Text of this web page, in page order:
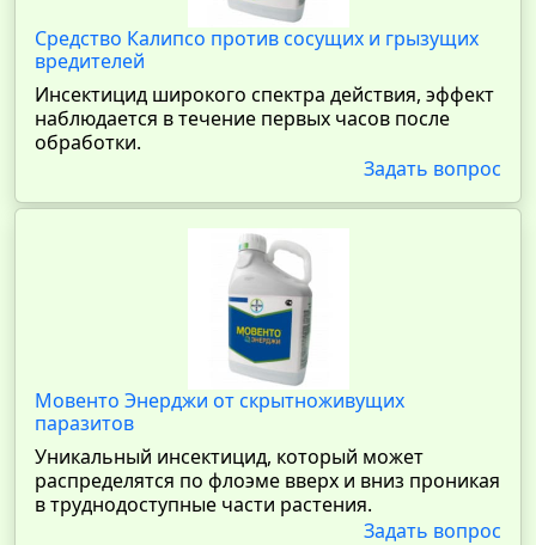
Средство Калипсо против сосущих и грызущих
вредителей
Инсектицид широкого спектра действия, эффект
наблюдается в течение первых часов после
обработки.
Задать вопрос
Мовенто Энерджи от скрытноживущих
паразитов
Уникальный инсектицид, который может
распределятся по флоэме вверх и вниз проникая
в труднодоступные части растения.
Задать вопрос